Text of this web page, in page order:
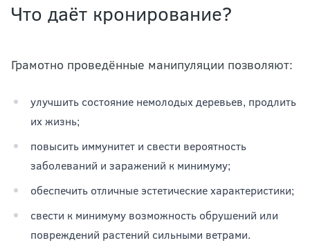
Что даёт кронирование?
Грамотно проведённые манипуляции позволяют:
улучшить состояние немолодых деревьев, продлить
их жизнь;
повысить иммунитет и свести вероятность
заболеваний и заражений к минимуму;
обеспечить отличные эстетические характеристики;
свести к минимуму возможность обрушений или
повреждений растений сильными ветрами.